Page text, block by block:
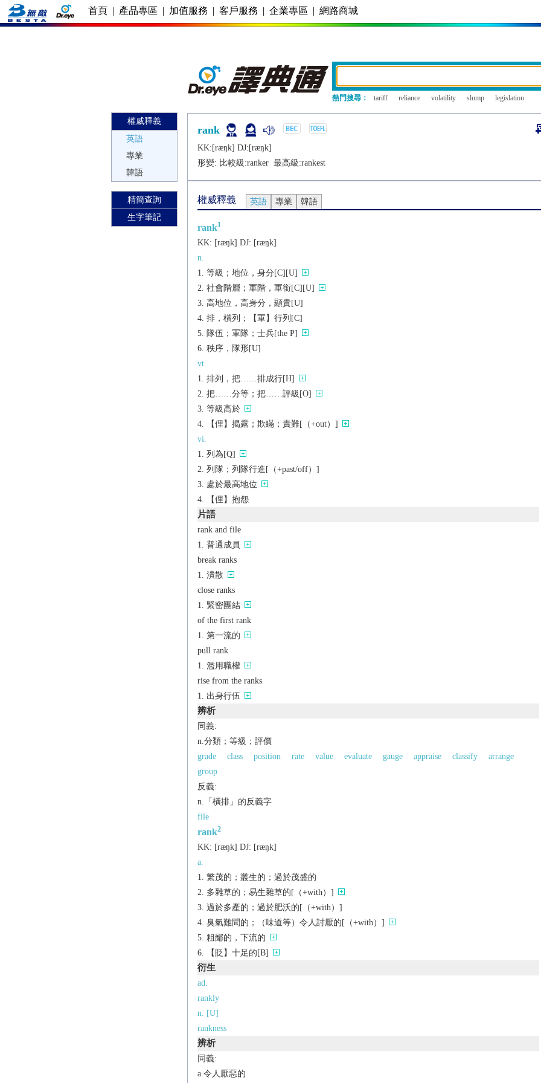
首頁 | 產品專區 | 加值服務 | 客戶服務 | 企業專區 | 網路商城
熱門搜尋： tariff reliance volatility slump legislation
權威釋義
英語
專業
韓語
精簡查詢
生字筆記
rank
KK:[ræŋk] DJ:[ræŋk]
形變: 比較級:ranker最高級:rankest
權威釋義 英語 專業 韓語
rank1
KK: [ræŋk] DJ: [ræŋk]
n.
等級；地位，身分[C][U]
社會階層；軍階，軍銜[C][U]
高地位，高身分，顯貴[U]
排，橫列；【軍】行列[C]
隊伍；軍隊；士兵[the P]
秩序，隊形[U]
vt.
排列，把……排成行[H]
把……分等；把……評級[O]
等級高於
【俚】揭露；欺瞞；責難[（+out）]
vi.
列為[Q]
列隊；列隊行進[（+past/off）]
處於最高地位
【俚】抱怨
片語
rank and file
普通成員
break ranks
潰散
close ranks
緊密團結
of the first rank
第一流的
pull rank
濫用職權
rise from the ranks
出身行伍
辨析
同義:
n.分類；等級；評價
grade
class position rate value evaluate gauge appraise classify
arrange
group
反義:
n.「橫排」的反義字
file
rank2
KK: [ræŋk] DJ: [ræŋk]
a.
繁茂的；叢生的；過於茂盛的
多雜草的；易生雜草的[（+with）]
過於多產的；過於肥沃的[（+with）]
臭氣難聞的；（味道等）令人討厭的[（+with）]
粗鄙的，下流的
【貶】十足的[B]
衍生
ad.
rankly
n. [U]
rankness
辨析
同義:
a.令人厭惡的